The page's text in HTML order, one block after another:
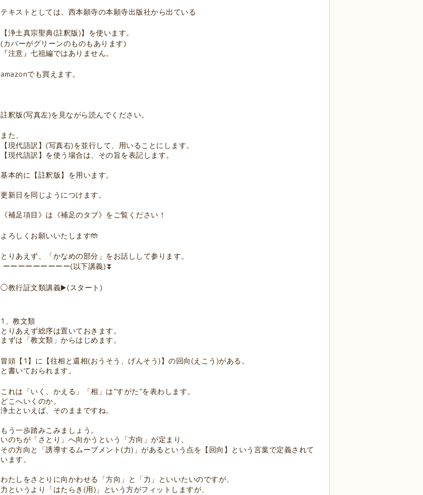
テキストとしては、西本願寺の本願寺出版社から出ている
【浄土真宗聖典(註釈版) 】を使います。
(カバーがグリーンのものもあります)
『注意』七祖編ではありません。
amazonでも買えます。
註釈版(写真左)を見ながら読んでください。
また、
【現代語訳】 (写真右) を並行して、用いることにします。
【現代語訳】を使う場合は、その旨を表記します。
基本的に【註釈版】を用います。
更新日を同じようにつけます。
《補足項目》は《補足のタブ》をご覧ください！
よろしくお願いいたします🤲
とりあえず、「かなめの部分」をお話しして参ります。
ーーーーーーーーー(以下講義)⏬
◯教行証文類講義▶(スタート )
1
、教文類
とりあえず総序は置いておきます。
まずは「教文類」からはじめます。
冒頭【 1 】に【往相と還相(おうそう、げんそう ) 】の回向(えこう )がある。
と書いておられます。
これは「いく、かえる」「相」は”すがた ”を表わします。
どこへいくのか。
浄土といえば、そのままですね。
もう一歩踏みこみましょう。
いのちが「さとり」へ向かうという「方向」が定まり、
その方向と「誘導するムーブメント(力) 」があるという点を【回向】という言葉で定義されて
います。
わたしをさとりに向かわせる「方向」と「力」といいたいのですが、
力というより「はたらき (用) 」という方がフィットしますが、